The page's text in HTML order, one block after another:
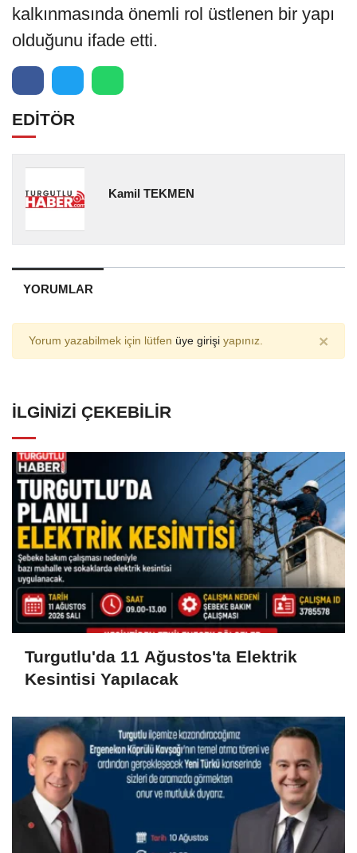
kalkınmasında önemli rol üstlenen bir yapı
olduğunu ifade etti.
EDİTÖR
Kamil TEKMEN
YORUMLAR
Yorum yazabilmek için lütfen üye girişi yapınız. ×
İLGINIZI ÇEKEBILIR
Turgutlu'da 11 Ağustos'ta Elektrik
Kesintisi Yapılacak